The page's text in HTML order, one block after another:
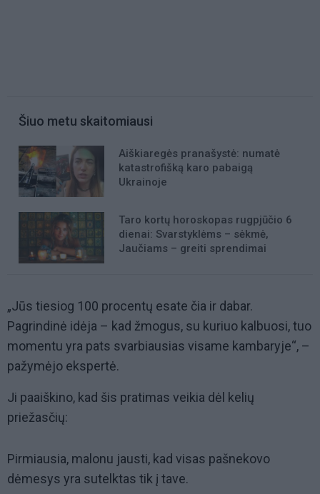
Šiuo metu skaitomiausi
Aiškiaregės pranašystė: numatė
katastrofišką karo pabaigą
Ukrainoje
Taro kortų horoskopas rugpjūčio 6
dienai: Svarstyklėms – sėkmė,
Jaučiams – greiti sprendimai
„Jūs tiesiog 100 procentų esate čia ir dabar.
Pagrindinė idėja – kad žmogus, su kuriuo kalbuosi, tuo
momentu yra pats svarbiausias visame kambaryje“, –
pažymėjo ekspertė.
Ji paaiškino, kad šis pratimas veikia dėl kelių
priežasčių:
Pirmiausia, malonu jausti, kad visas pašnekovo
dėmesys yra sutelktas tik į tave.